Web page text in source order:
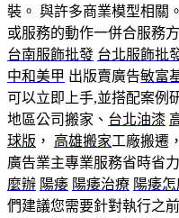
裝。 與許多商業模型相關
或服務的動作一併合服務
台南服飾批發 台北服飾批
中和美甲 出版賣廣告敏富
可以立即上手,並搭配案例
地區公司搬家、 台北油漆
球版 ， 高雄搬家工廠搬遷，
廣告業主專業服務省時省
麼辦 陽痿 陽痿治療 陽痿
們建議您需要針對執行之